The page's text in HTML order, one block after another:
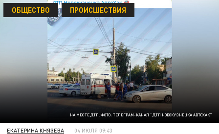
НА МЕСТЕ ДТП. ФОТО: ТЕЛЕГРАМ-КАНАЛ "ДТП НОВОКУЗНЕЦКА АВТОХАК"
ОБЩЕСТВО ПРОИСШЕСТВИЯ
ЕКАТЕРИНА КНЯЗЕВА 04 ИЮЛЯ 09:43